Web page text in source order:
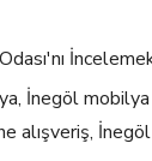
İnegöl mobilya
alışveriş,